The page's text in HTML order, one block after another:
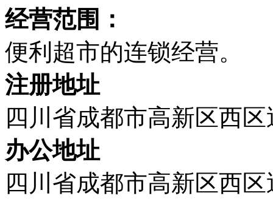
经营范围：
便利超市的连锁经营。
注册地址
四川省成都市高新区西
办公地址
四川省成都市高新区西